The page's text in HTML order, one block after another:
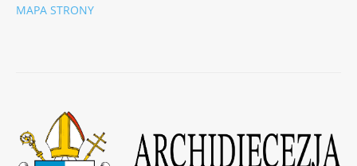
MAPA STRONY